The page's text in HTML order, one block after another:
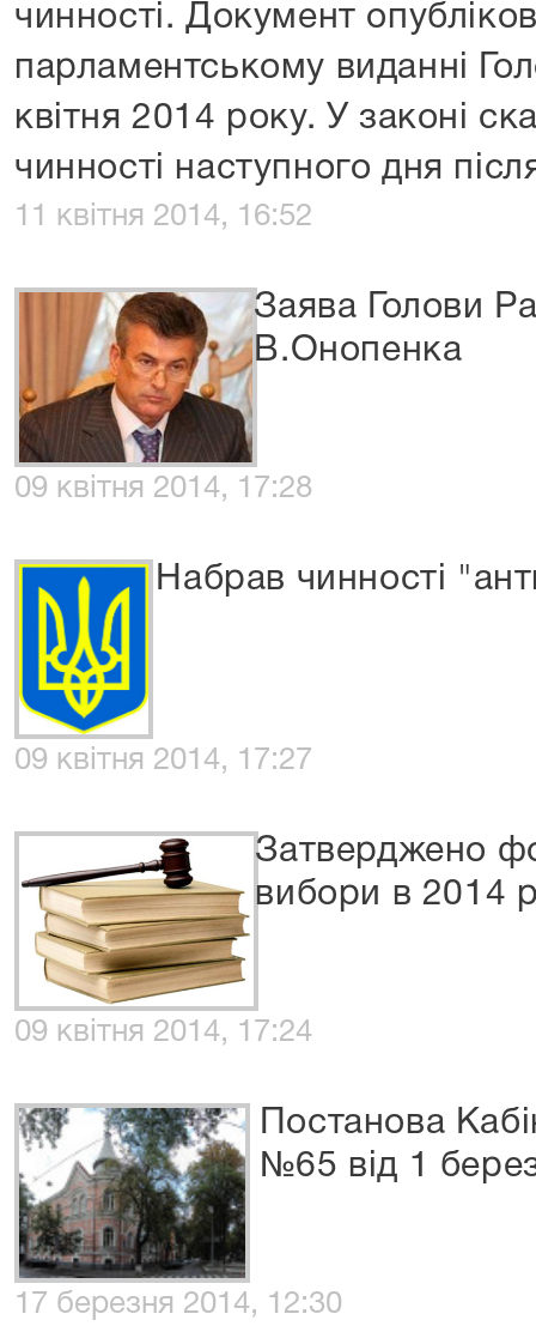
чинності. Документ
парламентському виданні
квітня 2014 року. У законі
чинності наступного дня
11 квітня 2014, 16:52
Заява Голови
В.Онопенка
09 квітня 2014, 17:28
Набрав чинності
09 квітня 2014, 17:27
Затверджено
вибори в 2014
09 квітня 2014, 17:24
Постанова
№65 від 1
17 березня 2014, 12:30